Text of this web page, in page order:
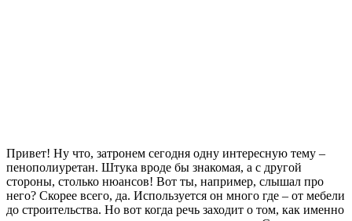
Привет! Ну что, затронем сегодня одну интересную тему –
пенополиуретан. Штука вроде бы знакомая, а с другой
стороны, столько нюансов! Вот ты, например, слышал про
него? Скорее всего, да. Используется он много где – от мебели
до строительства. Но вот когда речь заходит о том, как именно